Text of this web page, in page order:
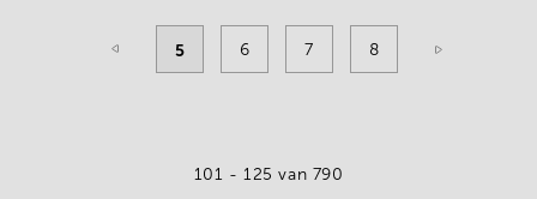
101 - 125 van 790
Pagination Current
5 Pagina
6 Pagina
7 Pagina
8